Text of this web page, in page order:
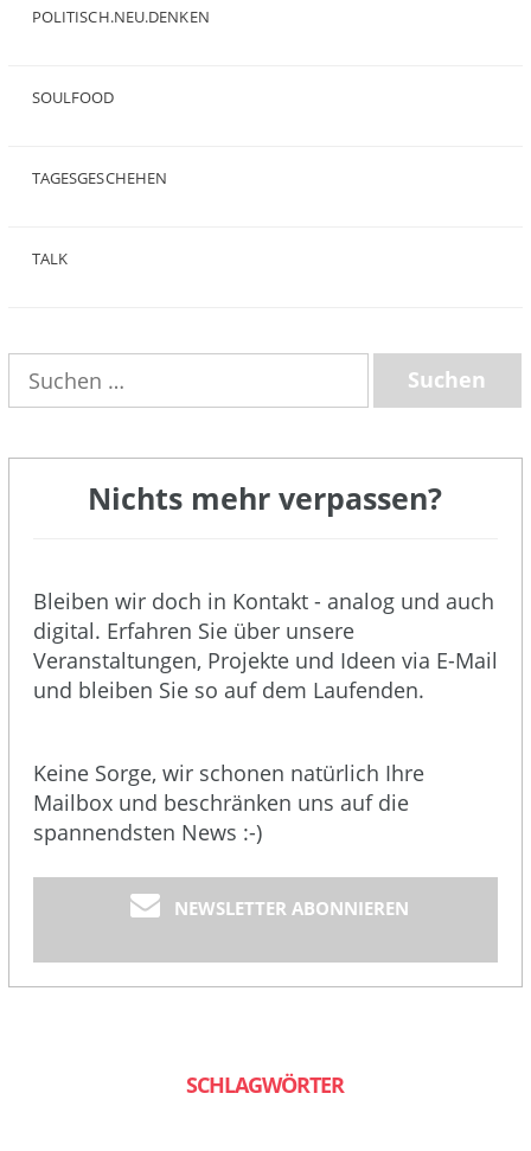
POLITISCH.NEU.DENKEN
SOULFOOD
TAGESGESCHEHEN
TALK
nach:
Nichts mehr verpassen?
Bleiben wir doch in Kontakt - analog und auch
digital. Erfahren Sie über unsere
Veranstaltungen, Projekte und Ideen via E-Mail
und bleiben Sie so auf dem Laufenden.
Keine Sorge, wir schonen natürlich Ihre
Mailbox und beschränken uns auf die
spannendsten News :-)
NEWSLETTER ABONNIEREN
SCHLAGWÖRTER